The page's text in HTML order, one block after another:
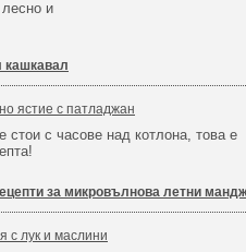
лесно и
кашкавал
ястие с патладжан
стои с часове над котлона, това е
за микровълнова летни
с лук и маслини